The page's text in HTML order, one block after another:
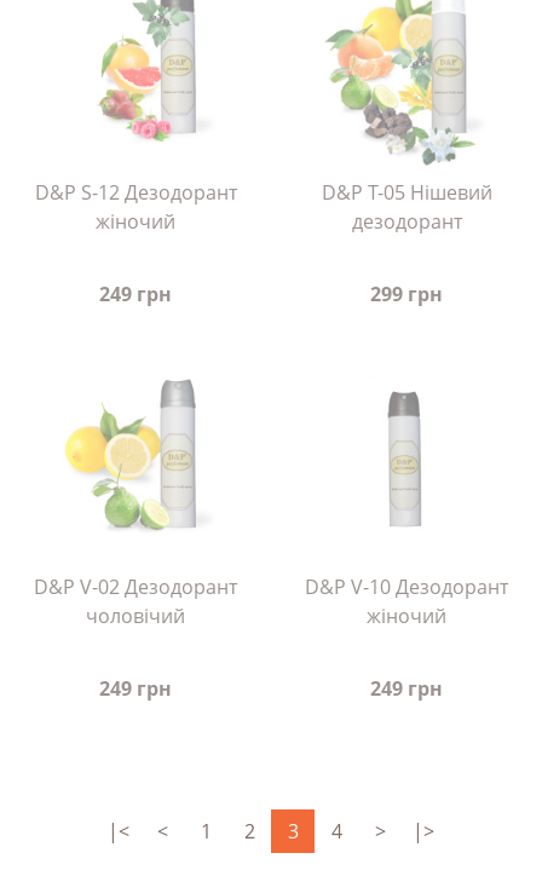
D&P S-12 Дезодорант
жіночий
249 грн
D&P T-05 Нішевий
дезодорант
299 грн
D&P V-02 Дезодорант
чоловічий
249 грн
D&P V-10 Дезодорант
жіночий
249 грн
|< < 1 2 3 4 > |>